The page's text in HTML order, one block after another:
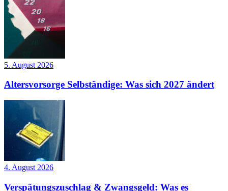
5. August 2026
Altersvorsorge Selbständige: Was sich 2027 ändert
4. August 2026
Verspätungszuschlag & Zwangsgeld: Was es